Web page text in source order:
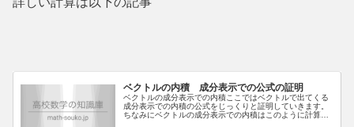
ベクトルの内積 成分表示での公式の証明
ベクトルの成分表示での内積ここではベクトルで出てくる
成分表示での内積の公式をじっくりと証明していきます。
ちなみにベクトルの成分表示での内積はこのように計算で